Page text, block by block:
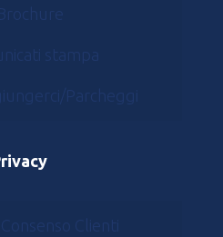
stampa
Parcheggi
Clienti